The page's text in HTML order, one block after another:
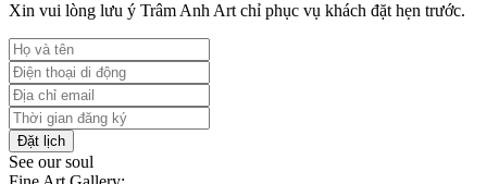
Xin vui lòng lưu ý Trâm Anh Art chỉ phục vụ khách đặt hẹn trước.
Đặt lịch
See our soul